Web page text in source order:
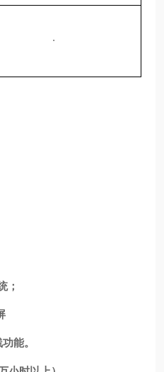
.
；
能。